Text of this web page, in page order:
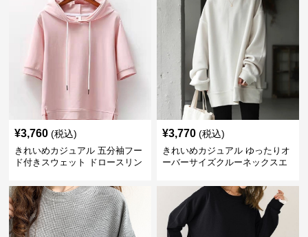
¥3,760 (税込)
きれいめカジュアル 五分袖フー
ド付きスウェット ドロースリン
¥3,770 (税込)
きれいめカジュアル ゆったりオ
ーバーサイズクルーネックスエ